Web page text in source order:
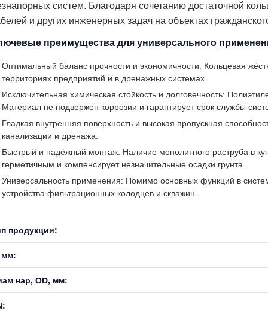
систем. Благодаря сочетанию достаточной
и других инженерных задач на объектах
преимущества для универсального
Оптимальный баланс прочности и экономичности: Кольцевая
территориях предприятий и в дренажных системах.
Исключительная химическая стойкость и долговечность:
Материал не подвержен коррозии и гарантирует срок службы
Гладкая внутренняя поверхность и высокая пропускная
канализации и дренажа.
Быстрый и надёжный монтаж: Наличие монолитного раструба в
герметичным и компенсирует незначительные осадки грунта.
Универсальность применения: Помимо основных функций в
устройства фильтрационных колодцев и скважин.
продукции:
мм:
нар, OD, мм: